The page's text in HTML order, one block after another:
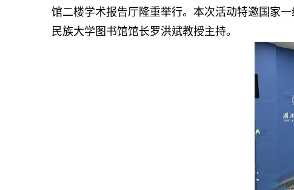
馆二楼学术报告厅隆重举行。本次活动特邀国家
民族大学图书馆馆长罗洪斌教授主持。